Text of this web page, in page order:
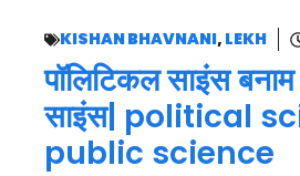
KISHAN BHAVNANI, LEKH
पॉलिटिकल साइंस
साइंस| political
public science